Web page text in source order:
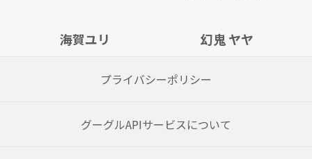
海賀ユリ 幻鬼 ヤヤ
プライバシーポリシー
グーグルAPIサービスについて